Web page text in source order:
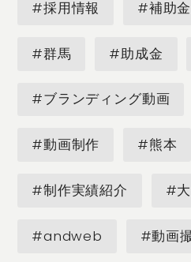
#採用情報 #補助金
#群馬 #助成金
#ブランディング動画
#動画制作 #熊本
#制作実績紹介 #
#andweb #動画